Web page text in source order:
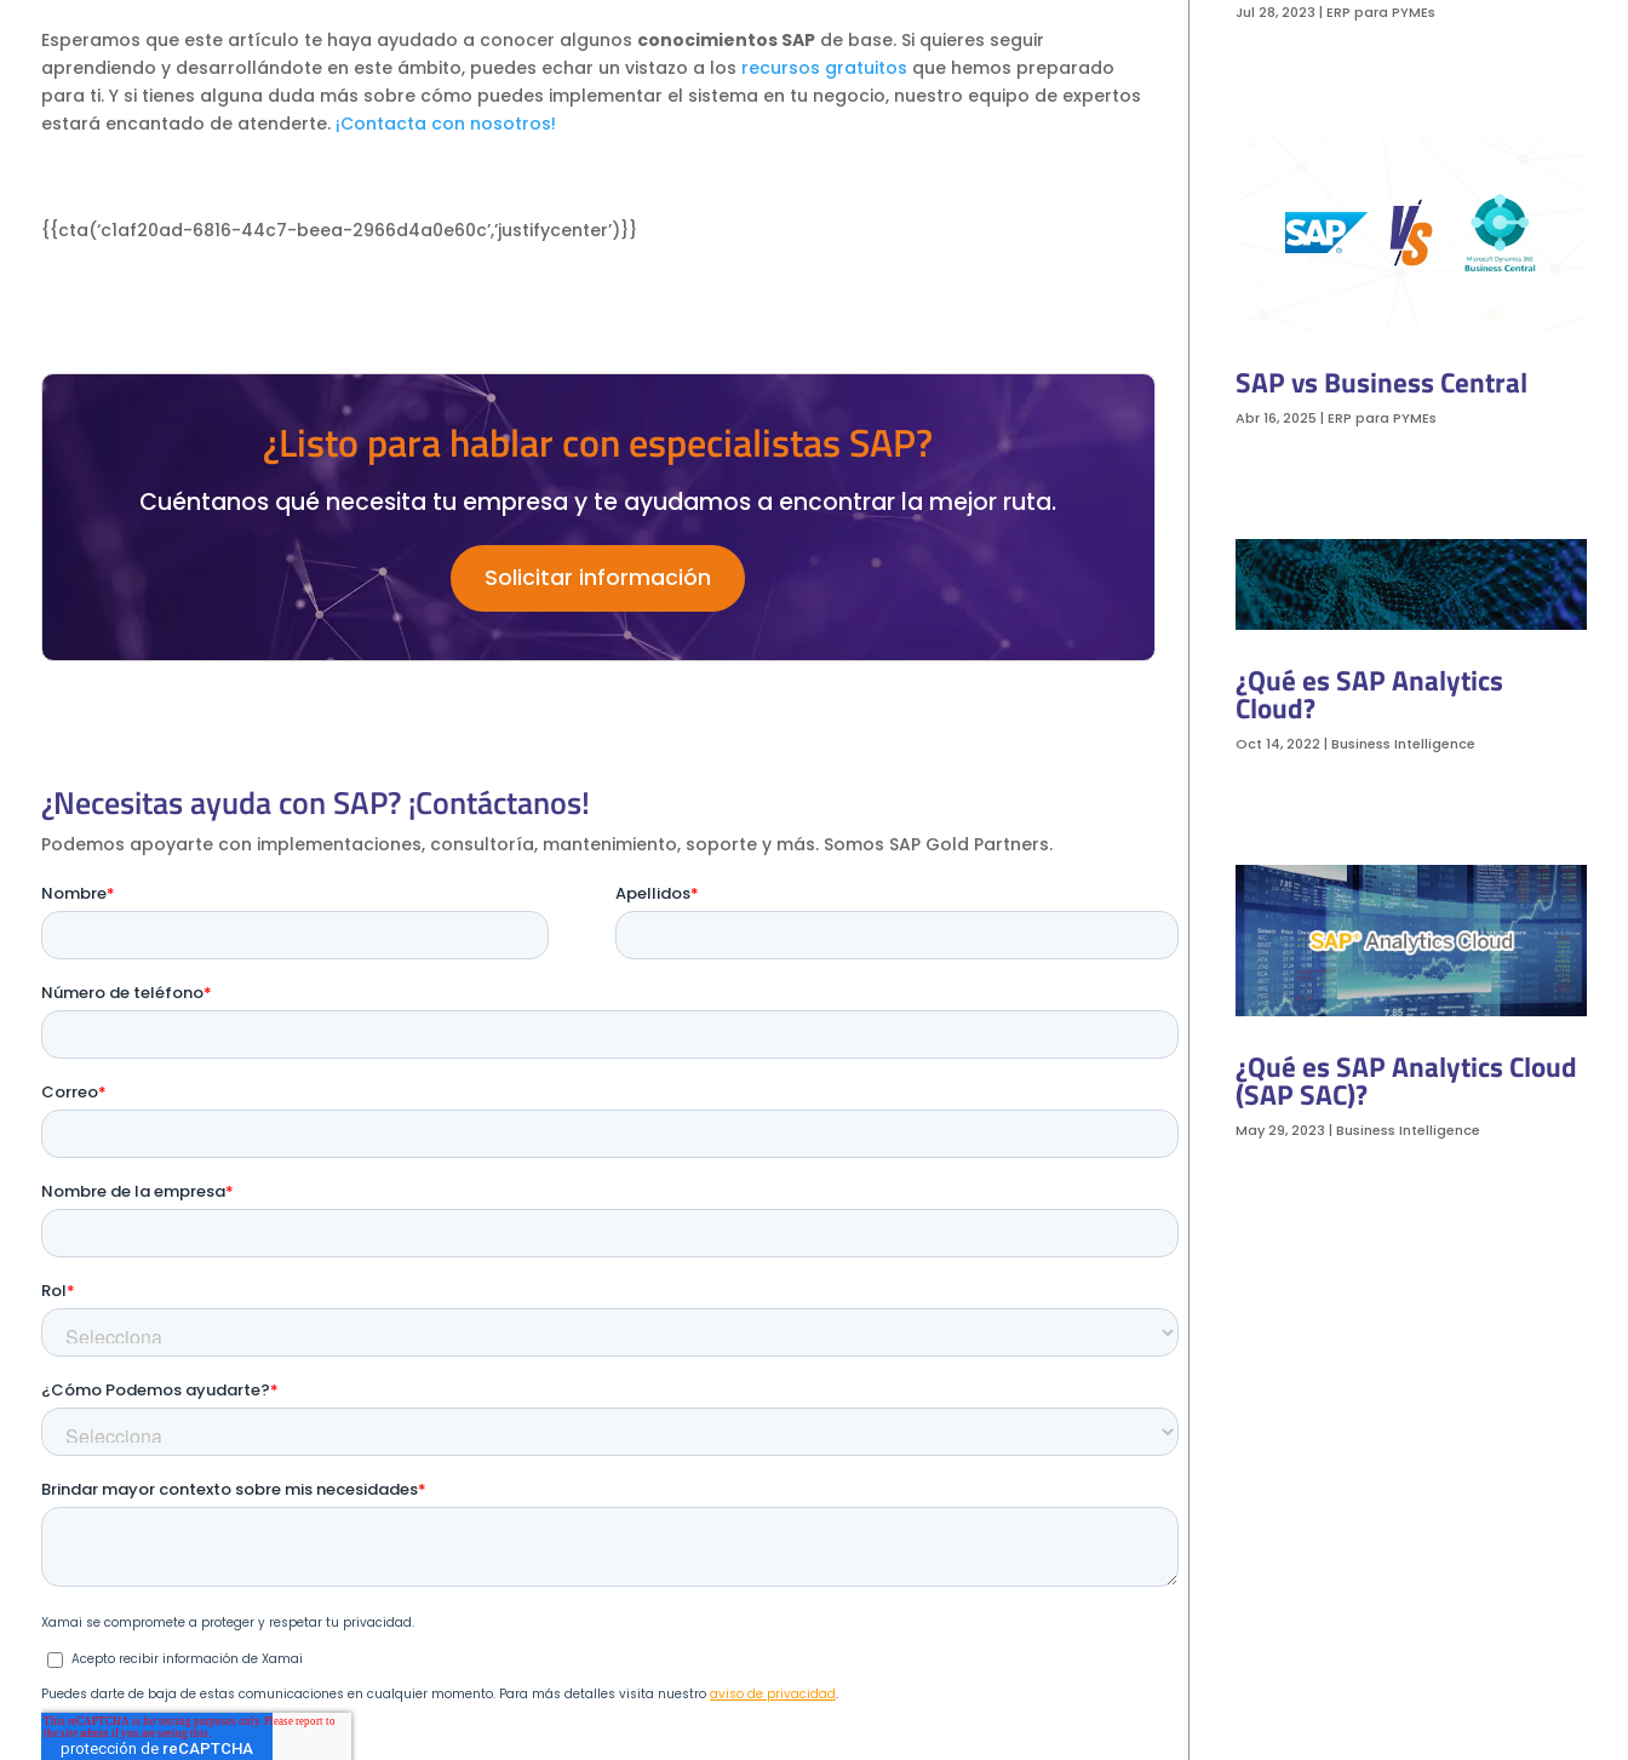
Esperamos que este artículo te haya ayudado a conocer algunos conocimientos SAPde base. Si quieres seguir
aprendiendo y desarrollándote en este ámbito, puedes echar un vistazo a los recursos gratuitos que hemos preparado
para ti. Y si tienes alguna duda más sobre cómo puedes implementar el sistema en tu negocio, nuestro equipo de expertos
estará encantado de atenderte. ¡Contacta con nosotros!
{{cta(‘c1af20ad-6816-44c7-beea-2966d4a0e60c’,’justifycenter’)}}
¿Listo para hablar con especialistas SAP?
Cuéntanos qué necesita tu empresa y te ayudamos a encontrar la mejor ruta.
Solicitar información
¿Necesitas ayuda con SAP? ¡Contáctanos!
Podemos apoyarte con implementaciones, consultoría, mantenimiento, soporte y más. Somos SAP Gold Partners.
Jul 28, 2023 | ERP para PYMEs
SAP vs Business Central
Abr 16, 2025 | ERP para PYMEs
¿Qué es SAP Analytics
Cloud?
Oct 14, 2022 | Business Intelligence
¿Qué es SAP Analytics Cloud
(SAP SAC)?
May 29, 2023 | Business Intelligence